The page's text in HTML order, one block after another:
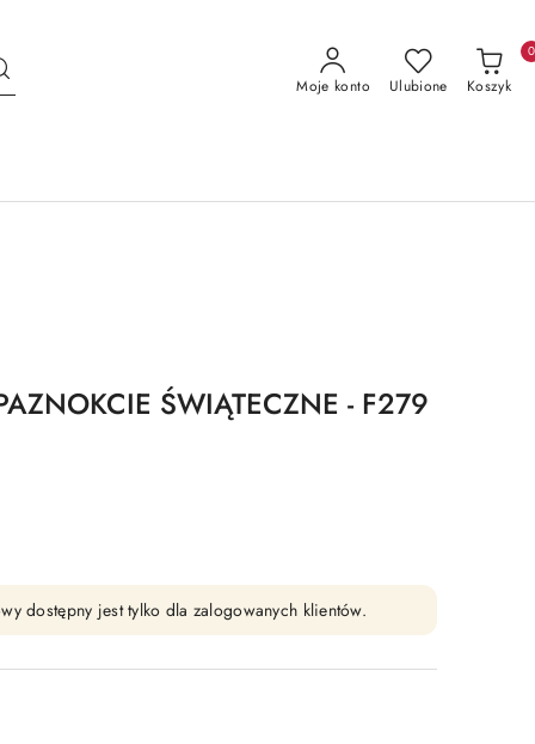
Moje konto Ulubione Koszyk
0
ŚWIĄTECZNE - F279
dostępny jest tylko dla zalogowanych klientów.